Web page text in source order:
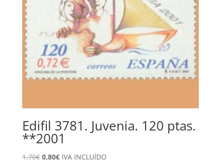
Edifil 3781. Juvenia. 120 ptas.
**2001
1,70€ El
0,80€ElIVA INCLUÍDO